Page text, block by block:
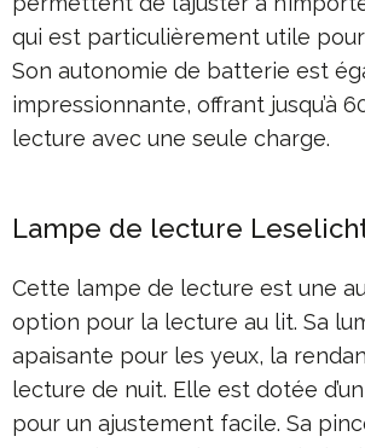
qui est particulièrement utile
Son autonomie de batterie est
impressionnante, offrant jusqu’à
lecture avec une seule charge.
Lampe de lecture
Cette lampe de lecture est une
option pour la lecture au lit. Sa
apaisante pour les yeux, la
lecture de nuit. Elle est dotée
pour un ajustement facile. Sa